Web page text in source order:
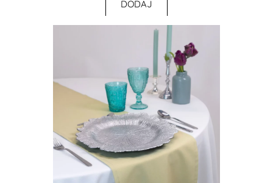
DODAJ